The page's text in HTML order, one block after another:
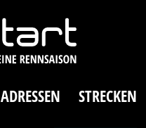
ADRESSEN STRECKEN